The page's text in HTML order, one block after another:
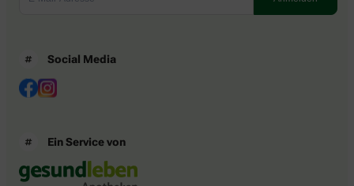
Social Media
Ein Service von